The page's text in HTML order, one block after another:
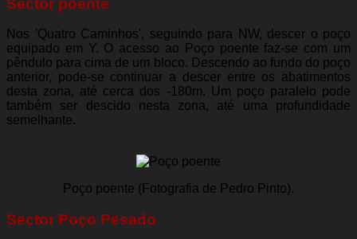
Sector poente
Nos 'Quatro Caminhos', seguindo para NW, descer o poço
equipado em Y. O acesso ao Poço poente faz-se com um
pêndulo para cima de um bloco. Descendo ao fundo do poço
anterior, pode-se continuar a descer entre os abatimentos
desta zona, até cerca dos -180m. Um poço paralelo pode
também ser descido nesta zona, até uma profundidade
semelhante.
Poço poente (Fotografia de Pedro Pinto).
Sector Poço Pesado